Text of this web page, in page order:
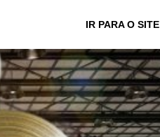
IR PARA O SITE